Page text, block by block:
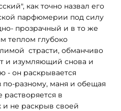
как точно назвал его
парфюмерии под силу
прозрачный и в то же
теплом глубоко
страсти, обманчиво
и изумляющий снова и
- он раскрывается
разному, маня и обещая
растворяется в
и не раскрыв своей